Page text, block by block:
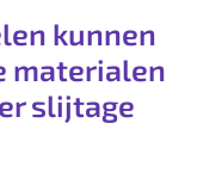
kunnen
materialen
slijtage